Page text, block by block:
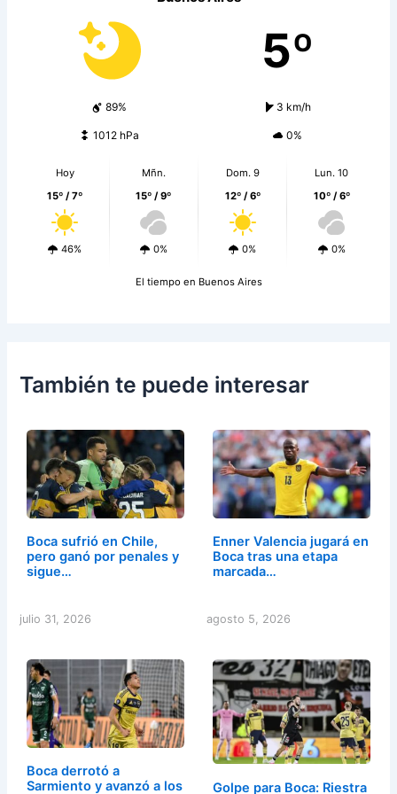
5º
89% 3 km/h
1012 hPa 0%
Hoy
15º / 7º
46%
Mñn.
15º / 9º
0%
Dom. 9
12º / 6º
0%
Lun. 10
10º / 6º
0%
El tiempo en Buenos Aires
También te puede interesar
Boca sufrió en Chile,
pero ganó por penales y
sigue…
julio 31, 2026
Enner Valencia jugará en
Boca tras una etapa
marcada…
agosto 5, 2026
Boca derrotó a
Sarmiento y avanzó a los
Golpe para Boca: Riestra